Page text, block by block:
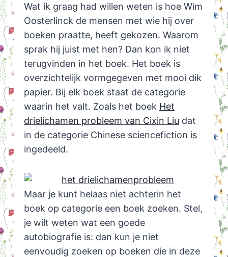
Wat ik graag had willen weten is hoe Wim
Oosterlinck de mensen met wie hij over
boeken praatte, heeft gekozen. Waarom
sprak hij juist met hen? Dan kon ik niet
terugvinden in het boek. Het boek is
overzichtelijk vormgegeven met mooi dik
papier. Bij elk boek staat de categorie
waarin het valt. Zoals het boek Het
drielichamen probleem van Cixin Liu dat
in de categorie Chinese sciencefiction is
ingedeeld.
Maar je kunt helaas niet achterin het
boek op categorie een boek zoeken. Stel,
je wilt weten wat een goede
autobiografie is: dan kun je niet
eenvoudig zoeken op boeken die in deze